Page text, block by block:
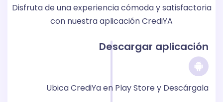
Disfruta de una experiencia cómoda y satisfactoria
con nuestra aplicación CrediYA
Descargar aplicación
Ubica CrediYa en Play Store y Descárgala